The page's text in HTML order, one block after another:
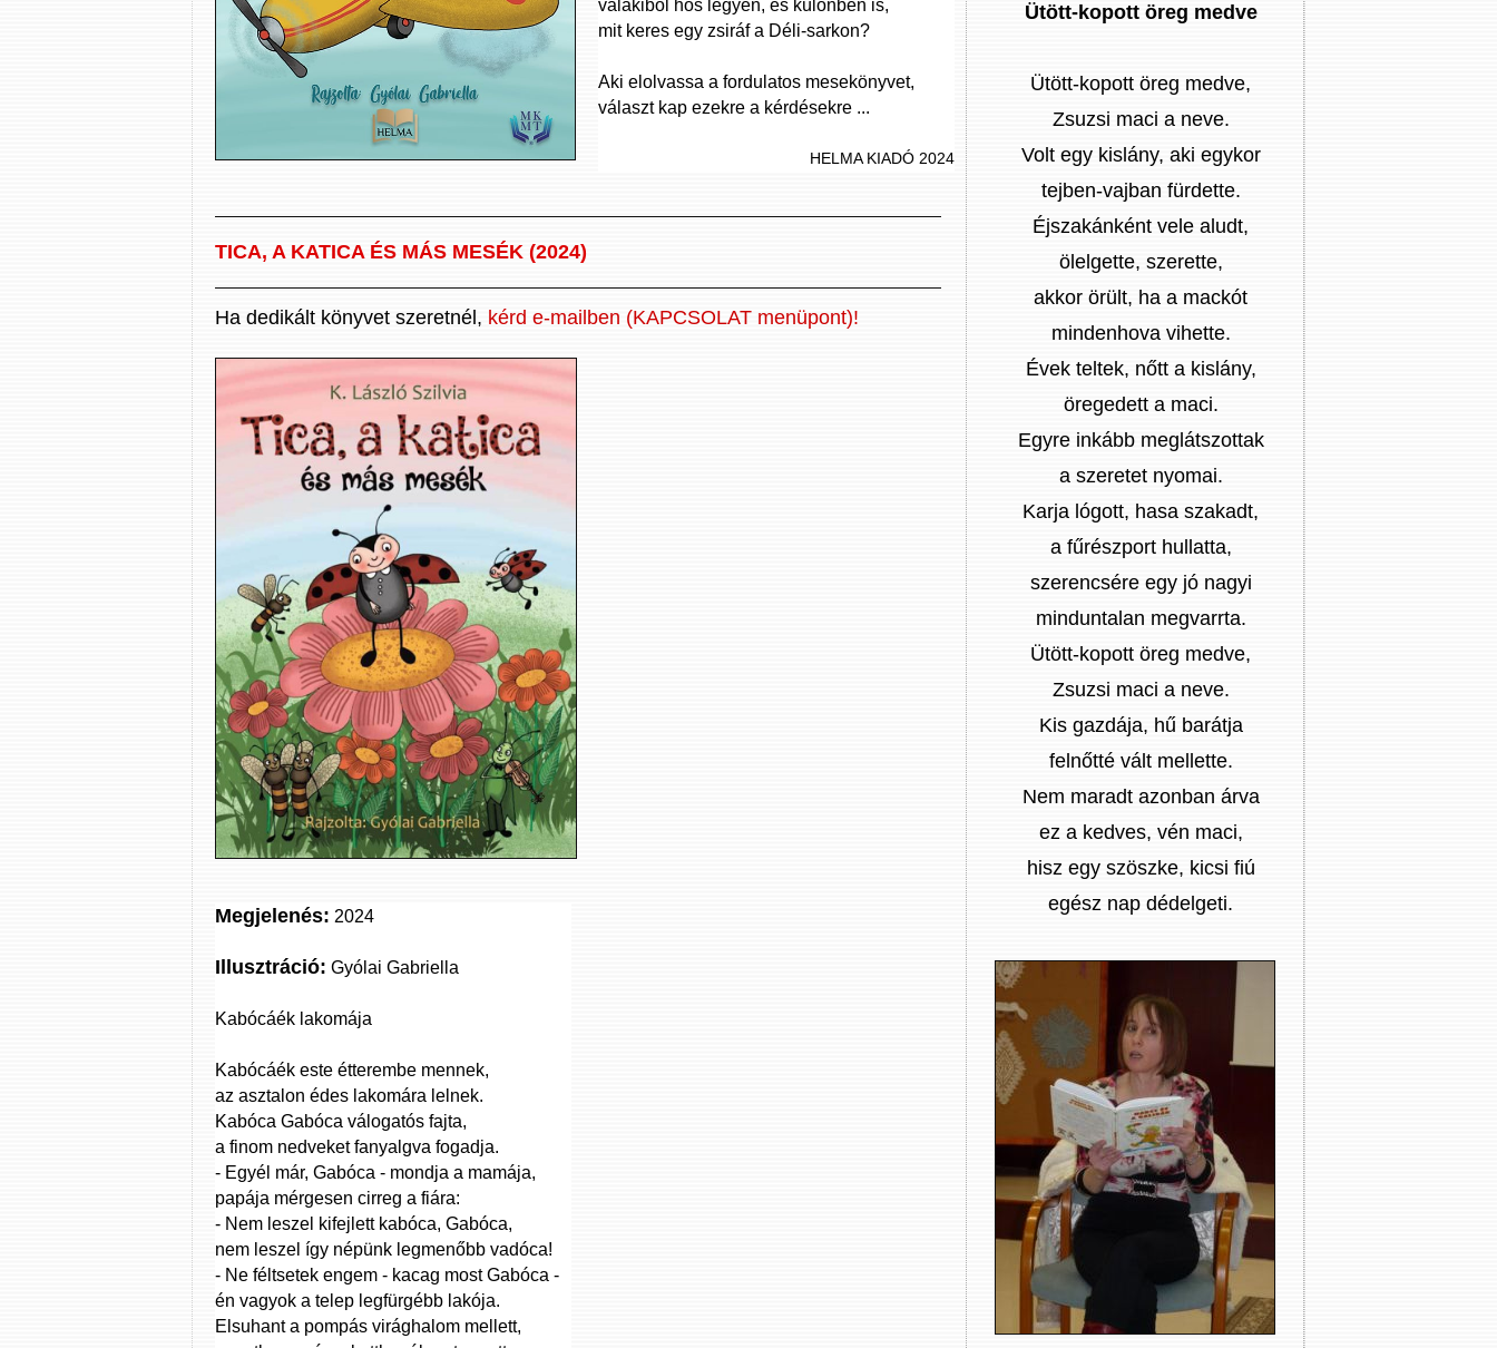
valakiből hős legyen, és különben is,
mit keres egy zsiráf a Déli-sarkon?
Aki elolvassa a fordulatos mesekönyvet,
választ kap ezekre a kérdésekre ...
HELMA KIADÓ 2024
TICA, A KATICA ÉS MÁS MESÉK (2024)
Ha dedikált könyvet szeretnél, kérd e-mailben (KAPCSOLAT menüpont)!
Megjelenés: 2024
Illusztráció: Gyólai Gabriella
Kabócáék lakomája
Kabócáék este étterembe mennek,
az asztalon édes lakomára lelnek.
Kabóca Gabóca válogatós fajta,
a finom nedveket fanyalgva fogadja.
- Egyél már, Gabóca - mondja a mamája,
papája mérgesen cirreg a fiára:
- Nem leszel kifejlett kabóca, Gabóca,
nem leszel így népünk legmenőbb vadóca!
- Ne féltsetek engem - kacag most Gabóca -
én vagyok a telep legfürgébb lakója.
Elsuhant a pompás virághalom mellett,
Ütött-kopott öreg medve
Ütött-kopott öreg medve,
Zsuzsi maci a neve.
Volt egy kislány, aki egykor
tejben-vajban fürdette.
Éjszakánként vele aludt,
ölelgette, szerette,
akkor örült, ha a mackót
mindenhova vihette.
Évek teltek, nőtt a kislány,
öregedett a maci.
Egyre inkább meglátszottak
a szeretet nyomai.
Karja lógott, hasa szakadt,
a fűrészport hullatta,
szerencsére egy jó nagyi
minduntalan megvarrta.
Ütött-kopott öreg medve,
Zsuzsi maci a neve.
Kis gazdája, hű barátja
felnőtté vált mellette.
Nem maradt azonban árva
ez a kedves, vén maci,
hisz egy szöszke, kicsi fiú
egész nap dédelgeti.